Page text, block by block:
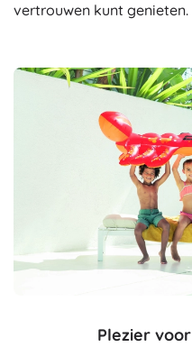
vertrouwen kunt genieten.
Plezier